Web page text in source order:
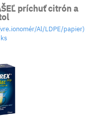
príchuť citrón a
Al/LDPE/papier)